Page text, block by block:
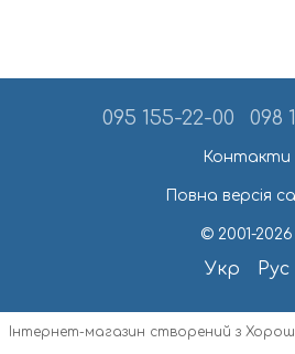
095 155-22-00 098
Контакти
Повна версія
© 2001-2026
Укр Рус
Інтернет-магазин створений з